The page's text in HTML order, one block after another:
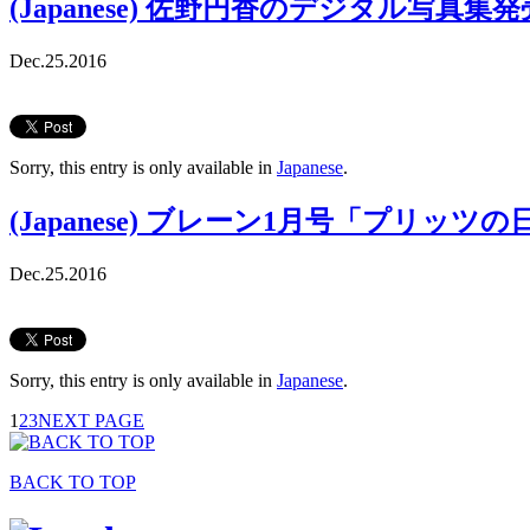
(Japanese) 佐野円香のデジタル写真集発
Dec.25.2016
Sorry, this entry is only available in Japanese.
(Japanese) ブレーン1月号「プリッツの
Dec.25.2016
Sorry, this entry is only available in Japanese.
1 23NEXT PAGE
BACK TO TOP